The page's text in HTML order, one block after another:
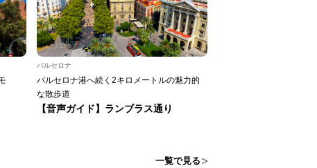
バルセロナ
バルセロナ港へ続く2キロメートルの魅力的
な散歩道
【音声ガイド】ランブラス通り
一覧で見る